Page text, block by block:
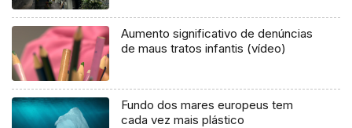
Aumento significativo de denúncias
de maus tratos infantis (vídeo)
Fundo dos mares europeus tem
cada vez mais plástico